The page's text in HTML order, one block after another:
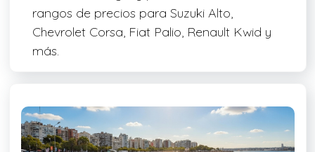
rangos de precios para Suzuki Alto,
Chevrolet Corsa, Fiat Palio, Renault Kwid y
más.